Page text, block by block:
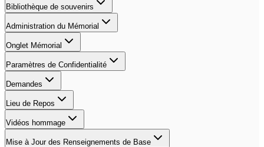
Bibliothèque de souvenirs
Administration du Mémorial
Onglet Mémorial
Paramètres de Confidentialité
Demandes
Lieu de Repos
Vidéos hommage
Mise à Jour des Renseignements de Base